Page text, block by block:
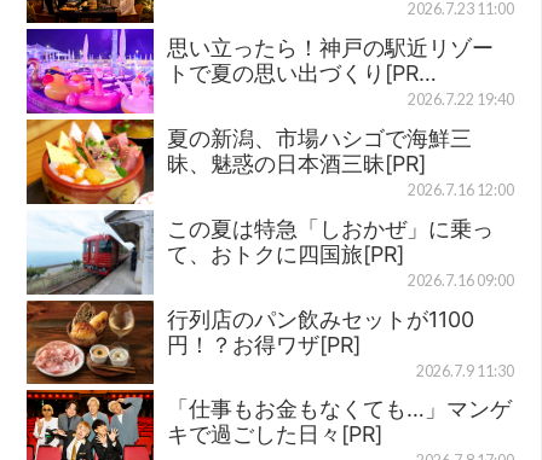
2026.7.23 11:00
思い立ったら！神戸の駅近リゾー
トで夏の思い出づくり[PR…
2026.7.22 19:40
夏の新潟、市場ハシゴで海鮮三
昧、魅惑の日本酒三昧[PR]
2026.7.16 12:00
この夏は特急「しおかぜ」に乗っ
て、おトクに四国旅[PR]
2026.7.16 09:00
行列店のパン飲みセットが1100
円！？お得ワザ[PR]
2026.7.9 11:30
「仕事もお金もなくても…」マンゲ
キで過ごした日々[PR]